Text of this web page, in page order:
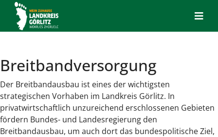
Breitbandversorgung
Der Breitbandausbau ist eines der wichtigsten
strategischen Vorhaben im Landkreis Görlitz. In
privatwirtschaftlich unzureichend erschlossenen Gebieten
fördern Bundes- und Landesregierung den
Breitbandausbau, um auch dort das bundespolitische Ziel,